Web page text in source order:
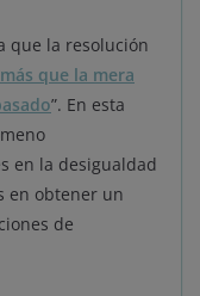
que la resolución
que la mera
”. En esta
en la desigualdad
en obtener un
de